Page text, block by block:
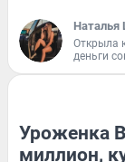
Наталья
Открыла
деньги
Уроженка
миллион,